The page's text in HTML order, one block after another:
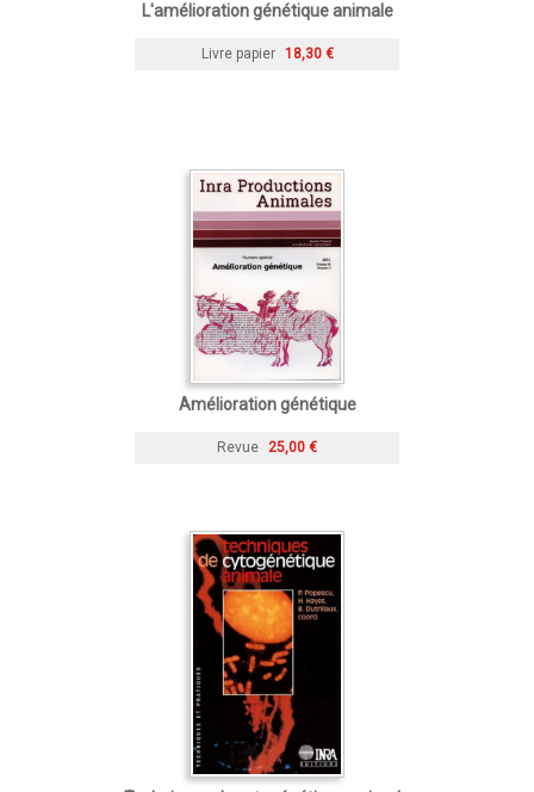
L'amélioration génétique animale
Livre papier 18,30 €
Amélioration génétique
Revue 25,00 €